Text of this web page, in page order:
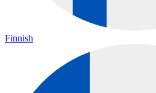
Finnish